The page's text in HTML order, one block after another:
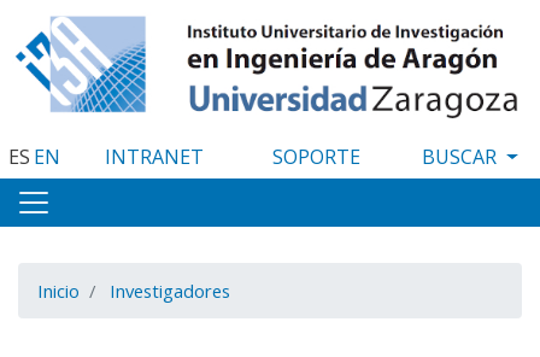
al
contenido
principal
ES EN INTRANET SOPORTE
Inicio Investigadores